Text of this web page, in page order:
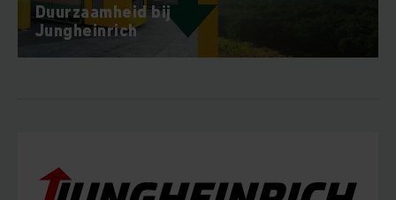
Duurzaamheid bij
Jungheinrich